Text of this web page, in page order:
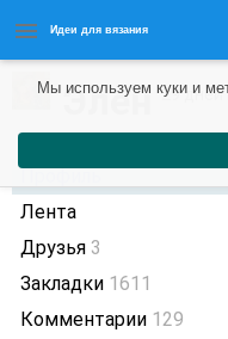
Идеи для вязания
Элен29 дней
Профиль
Лента
Друзья 3
Закладки 1611
Комментарии 129
Мы используем куки и